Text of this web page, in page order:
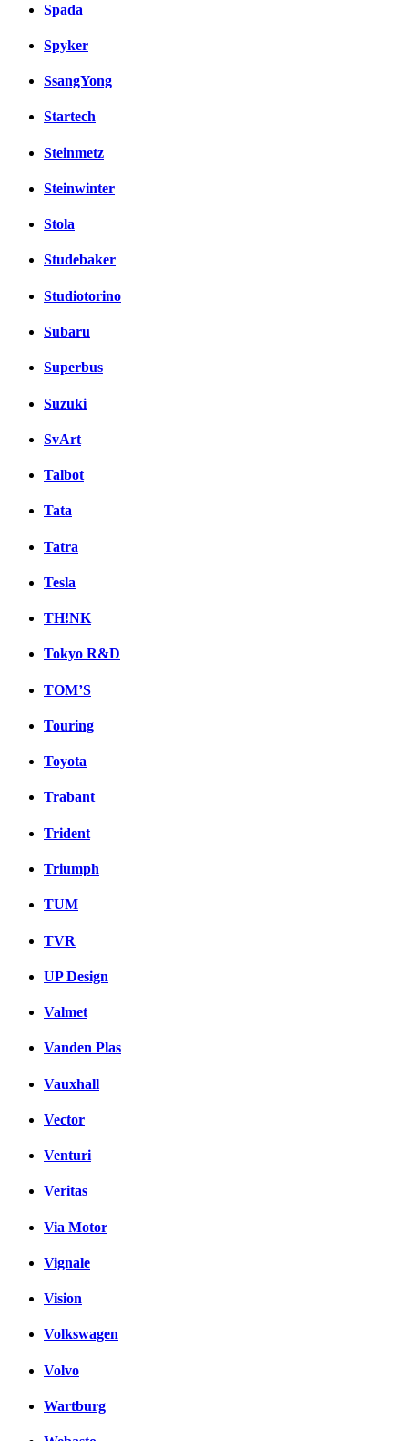
Spada
Spyker
SsangYong
Startech
Steinmetz
Steinwinter
Stola
Studebaker
Studiotorino
Subaru
Superbus
Suzuki
SvArt
Talbot
Tata
Tatra
Tesla
TH!NK
Tokyo R&D
TOM’S
Touring
Toyota
Trabant
Trident
Triumph
TUM
TVR
UP Design
Valmet
Vanden Plas
Vauxhall
Vector
Venturi
Veritas
Via Motor
Vignale
Vision
Volkswagen
Volvo
Wartburg